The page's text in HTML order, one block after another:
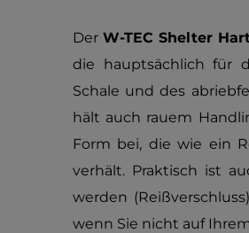
Der W-TEC Shelter
die hauptsächlich für
Schale und des
hält auch rauem
Form bei, die wie ein
verhält. Praktisch ist
werden
wenn Sie nicht auf